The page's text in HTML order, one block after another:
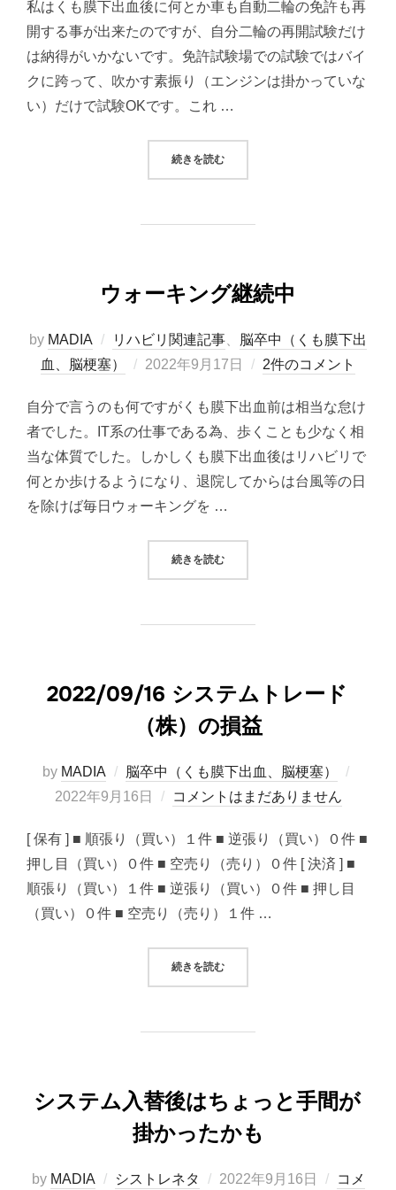
日:
私はくも膜下出血後に何とか車も自動二輪の免許も再
開する事が出来たのですが、自分二輪の再開試験だけ
は納得がいかないです。免許試験場での試験ではバイ
クに跨って、吹かす素振り（エンジンは掛かっていな
い）だけで試験OKです。これ …
続きを読む“脳卒中後の自動二輪免許の再開試
ウォーキング継続中
by MADIA リハビリ関連記事
脳卒中（くも膜下出
血、脳梗塞）
投
日:
2022年9月17日 2件のコメント
自分で言うのも何ですがくも膜下出血前は相当な怠け
者でした。IT系の仕事である為、歩くことも少なく相
当な体質でした。しかしくも膜下出血後はリハビリで
何とか歩けるようになり、退院してからは台風等の日
を除けば毎日ウォーキングを …
続きを読む“ウォーキング継続中”
2022/09/16 システムトレード
（株）の損益
by MADIA 脳卒中（くも膜下出血、脳梗塞）
2022年9月16日 コメントはまだありません
[ 保有 ] ■ 順張り（買い）１件 ■ 逆張り（買い）０件 ■
押し目（買い）０件 ■ 空売り（売り）０件 [ 決済 ] ■
順張り（買い）１件 ■ 逆張り（買い）０件 ■ 押し目
（買い）０件 ■ 空売り（売り）１件 …
続きを読む“2022/09/16 システムトレード（
システム入替後はちょっと手間が
掛かったかも
by MADIA シストレネタ 投
2022年9月16日 コメ